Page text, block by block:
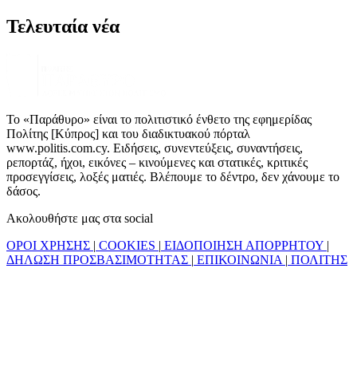
Τελευταία νέα
Το «Παράθυρο» είναι το πολιτιστικό ένθετο της εφημερίδας
Πολίτης [Κύπρος] και του διαδικτυακού πόρταλ
www.politis.com.cy. Ειδήσεις, συνεντεύξεις, συναντήσεις,
ρεπορτάζ, ήχοι, εικόνες – κινούμενες και στατικές, κριτικές
προσεγγίσεις, λοξές ματιές. Βλέπουμε το δέντρο, δεν χάνουμε το
δάσος.
Ακολουθήστε μας στα social
ΟΡΟΙ ΧΡΗΣΗΣ | COOKIES | ΕΙΔΟΠΟΙΗΣΗ ΑΠΟΡΡΗΤΟΥ |
ΔΗΛΩΣΗ ΠΡΟΣΒΑΣΙΜΟΤΗΤΑΣ | ΕΠΙΚΟΙΝΩΝΙΑ | ΠΟΛΙΤΗΣ